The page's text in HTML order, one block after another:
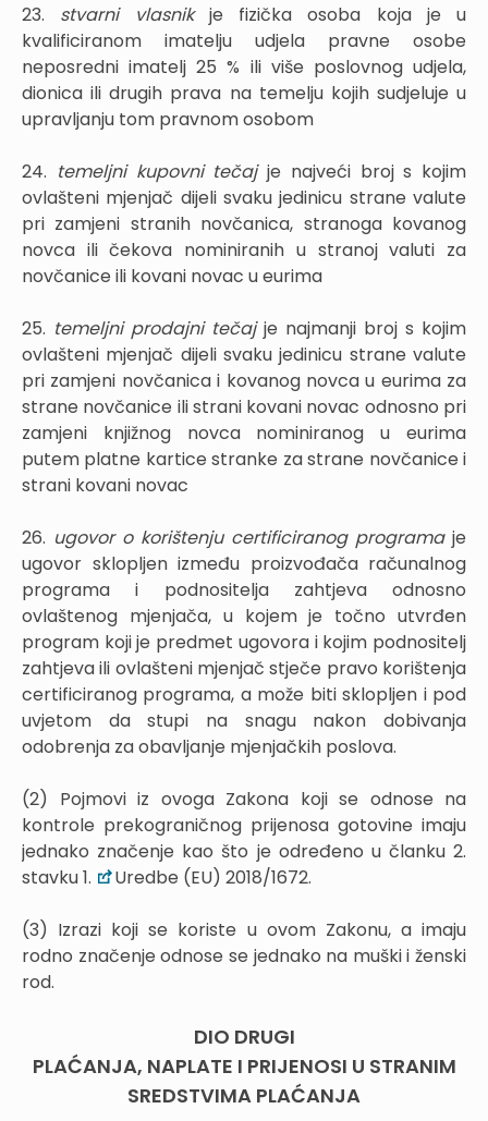
23. stvarni vlasnik je fizička osoba koja je u
kvalificiranom imatelju udjela pravne osobe
neposredni imatelj 25 % ili više poslovnog udjela,
dionica ili drugih prava na temelju kojih sudjeluje u
upravljanju tom pravnom osobom
24. temeljni kupovni tečaj je najveći broj s kojim
ovlašteni mjenjač dijeli svaku jedinicu strane valute
pri zamjeni stranih novčanica, stranoga kovanog
novca ili čekova nominiranih u stranoj valuti za
novčanice ili kovani novac u eurima
25. temeljni prodajni tečaj je najmanji broj s kojim
ovlašteni mjenjač dijeli svaku jedinicu strane valute
pri zamjeni novčanica i kovanog novca u eurima za
strane novčanice ili strani kovani novac odnosno pri
zamjeni knjižnog novca nominiranog u eurima
putem platne kartice stranke za strane novčanice i
strani kovani novac
26. ugovor o korištenju certificiranog programa je
ugovor sklopljen između proizvođača računalnog
programa i podnositelja zahtjeva odnosno
ovlaštenog mjenjača, u kojem je točno utvrđen
program koji je predmet ugovora i kojim podnositelj
zahtjeva ili ovlašteni mjenjač stječe pravo korištenja
certificiranog programa, a može biti sklopljen i pod
uvjetom da stupi na snagu nakon dobivanja
odobrenja za obavljanje mjenjačkih poslova.
(2) Pojmovi iz ovoga Zakona koji se odnose na
kontrole prekograničnog prijenosa gotovine imaju
jednako značenje kao što je određeno u članku 2.
stavku 1.
Uredbe (EU) 2018/1672.
(3) Izrazi koji se koriste u ovom Zakonu, a imaju
rodno značenje odnose se jednako na muški i ženski
rod.
DIO DRUGI
PLAĆANJA, NAPLATE I PRIJENOSI U STRANIM
SREDSTVIMA PLAĆANJA